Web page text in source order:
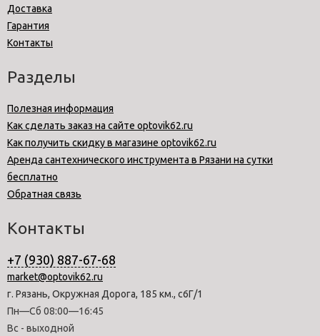
Доставка
Гарантия
Контакты
Разделы
Полезная информация
Как сделать заказ на сайте optovik62.ru
Как получить скидку в магазине optovik62.ru
Аренда сантехнического инструмента в Рязани на сутки
бесплатно
Обратная связь
Контакты
+7 (930) 887-67-68
market@optovik62.ru
г. Рязань, Окружная Дорога, 185 км., с6Г/1
Пн—Сб 08:00—16:45
Вс - выходной